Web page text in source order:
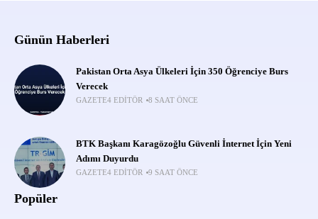
Günün Haberleri
Pakistan Orta Asya Ülkeleri İçin 350 Öğrenciye Burs
Verecek
GAZETE4 EDITÖR 8 SAAT ÖNCE
BTK Başkanı Karagözoğlu Güvenli İnternet İçin Yeni
Adımı Duyurdu
GAZETE4 EDITÖR 9 SAAT ÖNCE
Popüler